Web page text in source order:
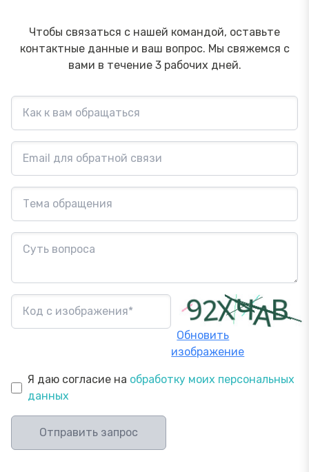
Чтобы связаться с нашей командой, оставьте
контактные данные и ваш вопрос. Мы свяжемся с
вами в течение 3 рабочих дней.
Обновить
изображение
Я даю согласие на обработку моих персональных
данных
Отправить запрос